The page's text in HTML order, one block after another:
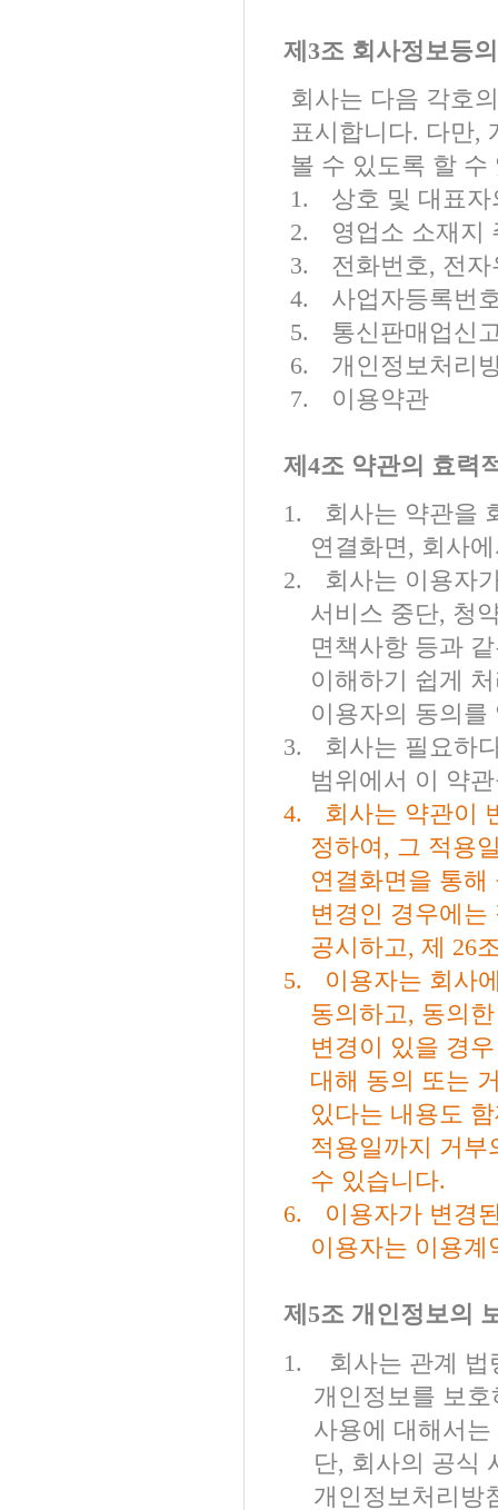
제 3조 회사정보등
회사는 다음 각호
표시합니다. 다만,
볼 수 있도록 할 수
1.
상호 및 대표자
2.
영업소 소재지
3.
전화번호, 전자
4.
사업자등록번
5.
통신판매업신
6.
개인정보처리
7.
이용약관
제 4조 약관의 효력
1.
회사는 약관을
연결화면, 회사
2.
회사는 이용자
서비스 중단, 청
면책사항 등과
이해하기 쉽게
이용자의 동의를
3.
회사는 필요하
범위에서 이 약
4.
회사는 약관이
정하여 , 그 적용
연결화면을 통해
변경인 경우에는
공시하고, 제 26
5.
이용자는 회사
동의하고, 동의
변경이 있을 경
대해 동의 또는
있다는 내용도
적용일까지 거부
수 있습니다.
6.
이용자가 변경
이용자는 이용계
제 5조 개인정보의
1.
회사는 관계
개인정보를 보
사용에 대해서
단, 회사의 공식
개인정보처리방